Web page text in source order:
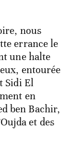
nous
errance le
une halte
entourée
Sidi El
en
ben Bachir,
et des